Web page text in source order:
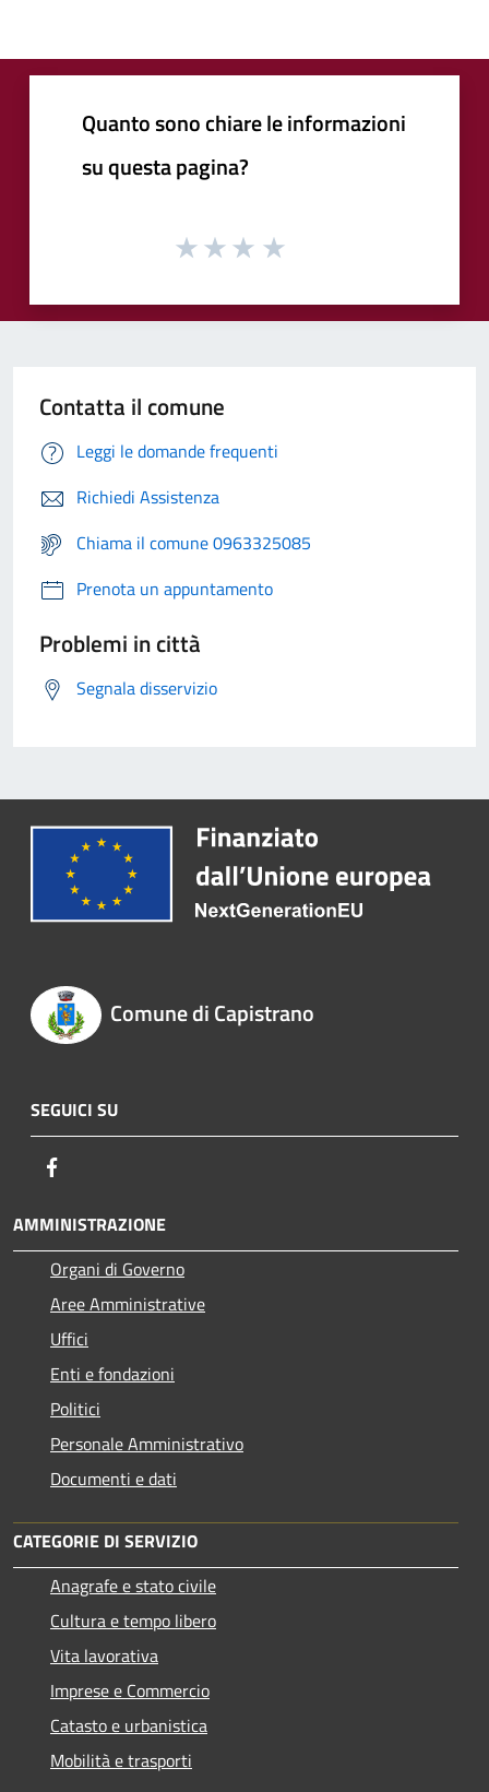
Quanto sono chiare le informazioni
su questa pagina?
Contatta il comune
Leggi le domande frequenti
Richiedi Assistenza
Chiama il comune 0963325085
Prenota un appuntamento
Problemi in città
Segnala disservizio
Comune di Capistrano
SEGUICI SU
AMMINISTRAZIONE
Organi di Governo
Aree Amministrative
Uffici
Enti e fondazioni
Politici
Personale Amministrativo
Documenti e dati
CATEGORIE DI SERVIZIO
Anagrafe e stato civile
Cultura e tempo libero
Vita lavorativa
Imprese e Commercio
Catasto e urbanistica
Mobilità e trasporti